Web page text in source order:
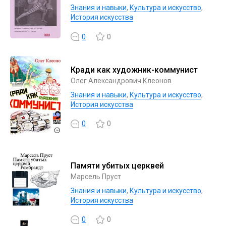
Знания и навыки, Культура и искусство,
История искусства
0 0
Кради как художник-коммунист
Олег Александрович Клеонов
Знания и навыки, Культура и искусство,
История искусства
0 0
Памяти убитых церквей
Марсель Пруст
Знания и навыки, Культура и искусство,
История искусства
0 0